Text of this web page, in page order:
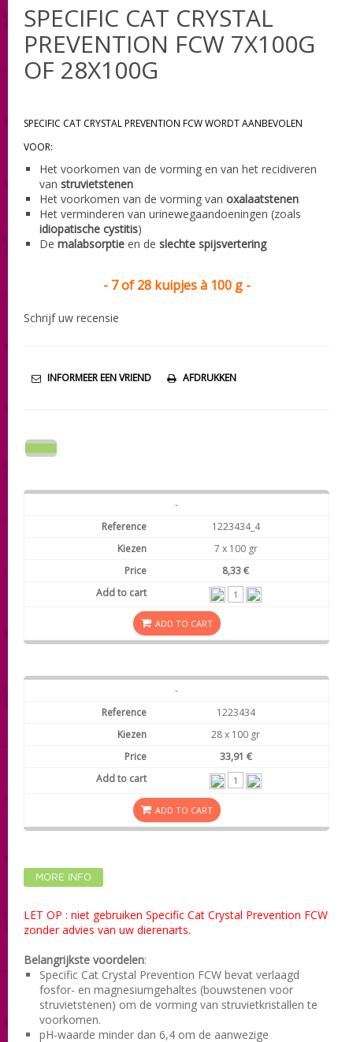
SPECIFIC CAT CRYSTAL
PREVENTION FCW 7X100G
OF 28X100G
SPECIFIC CAT CRYSTAL PREVENTION FCW WORDT AANBEVOLEN
VOOR:
Het voorkomen van de vorming en van het recidiveren
van struvietstenen
Het voorkomen van de vorming van oxalaatstenen
Het verminderen van urinewegaandoeningen (zoals
idiopatische cystitis)
De malabsorptie en de slechte spijsvertering
- 7 of 28 kuipjes à 100 g -
Schrijf uw recensie
INFORMEER EEN VRIEND AFDRUKKEN
-
1223434_4
7 x 100 gr
8,33 €
ADD TO CART
-
1223434
28 x 100 gr
33,91 €
ADD TO CART
MORE INFO
LET OP : niet gebruiken Specific Cat Crystal Prevention FCW
zonder advies van uw dierenarts.
Belangrijkste voordelen:
Specific Cat Crystal Prevention FCW bevat verlaagd
fosfor- en magnesiumgehaltes (bouwstenen voor
struvietstenen) om de vorming van struvietkristallen te
voorkomen.
pH-waarde minder dan 6,4 om de aanwezige